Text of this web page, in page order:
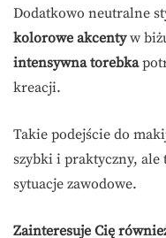
Dodatkowo neutralne
kolorowe akcentyw
intensywna torebka
kreacji.
Takie podejście do
szybki i praktyczny,
sytuacje zawodowe.
Zainteresuje Cię